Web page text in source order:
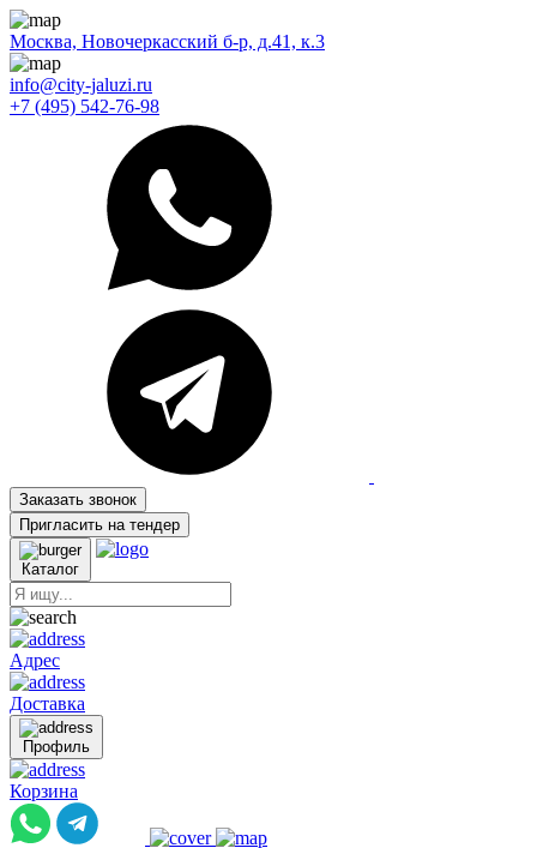
Москва, Новочеркасский б-р, д.41, к.3
info@city-jaluzi.ru
+7 (495) 542-76-98
Заказать звонок
Пригласить на тендер
Каталог
Адрес
Доставка
Профиль
Корзина